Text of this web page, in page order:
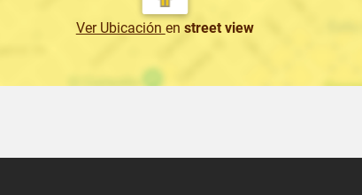
Ver Ubicación en street view